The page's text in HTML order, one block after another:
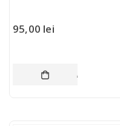
95,00 lei
ADAUGĂ ÎN COȘ